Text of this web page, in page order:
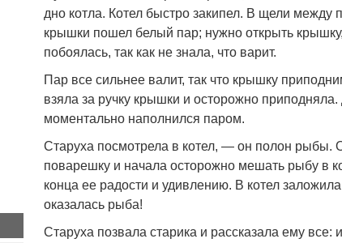
дно котла. Котел быстро закипел. В щели между
крышки пошел белый пар; нужно открыть
побоялась, так как не знала, что варит.
Пар все сильнее валит, так что крышку
взяла за ручку крышки и осторожно
моментально наполнился паром.
Старуха посмотрела в котел, — он полон рыбы.
поварешку и начала осторожно мешать рыбу в
конца ее радости и удивлению. В котел
оказалась рыба!
Старуха позвала старика и рассказала ему все: